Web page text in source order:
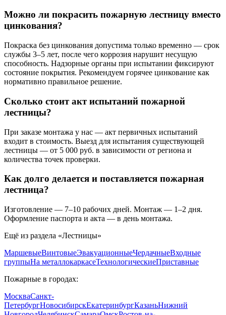
Можно ли покрасить пожарную лестницу вместо
цинкования?
Покраска без цинкования допустима только временно — срок
службы 3–5 лет, после чего коррозия нарушит несущую
способность. Надзорные органы при испытании фиксируют
состояние покрытия. Рекомендуем горячее цинкование как
нормативно правильное решение.
Сколько стоит акт испытаний пожарной
лестницы?
При заказе монтажа у нас — акт первичных испытаний
входит в стоимость. Выезд для испытания существующей
лестницы — от 5 000 руб. в зависимости от региона и
количества точек проверки.
Как долго делается и поставляется пожарная
лестница?
Изготовление — 7–10 рабочих дней. Монтаж — 1–2 дня.
Оформление паспорта и акта — в день монтажа.
Ещё из раздела «Лестницы»
МаршевыеВинтовыеЭвакуационныеЧердачныеВходные
группыНа металлокаркасеТехнологическиеПриставные
Пожарные в городах:
МоскваСанкт-
ПетербургНовосибирскЕкатеринбургКазаньНижний